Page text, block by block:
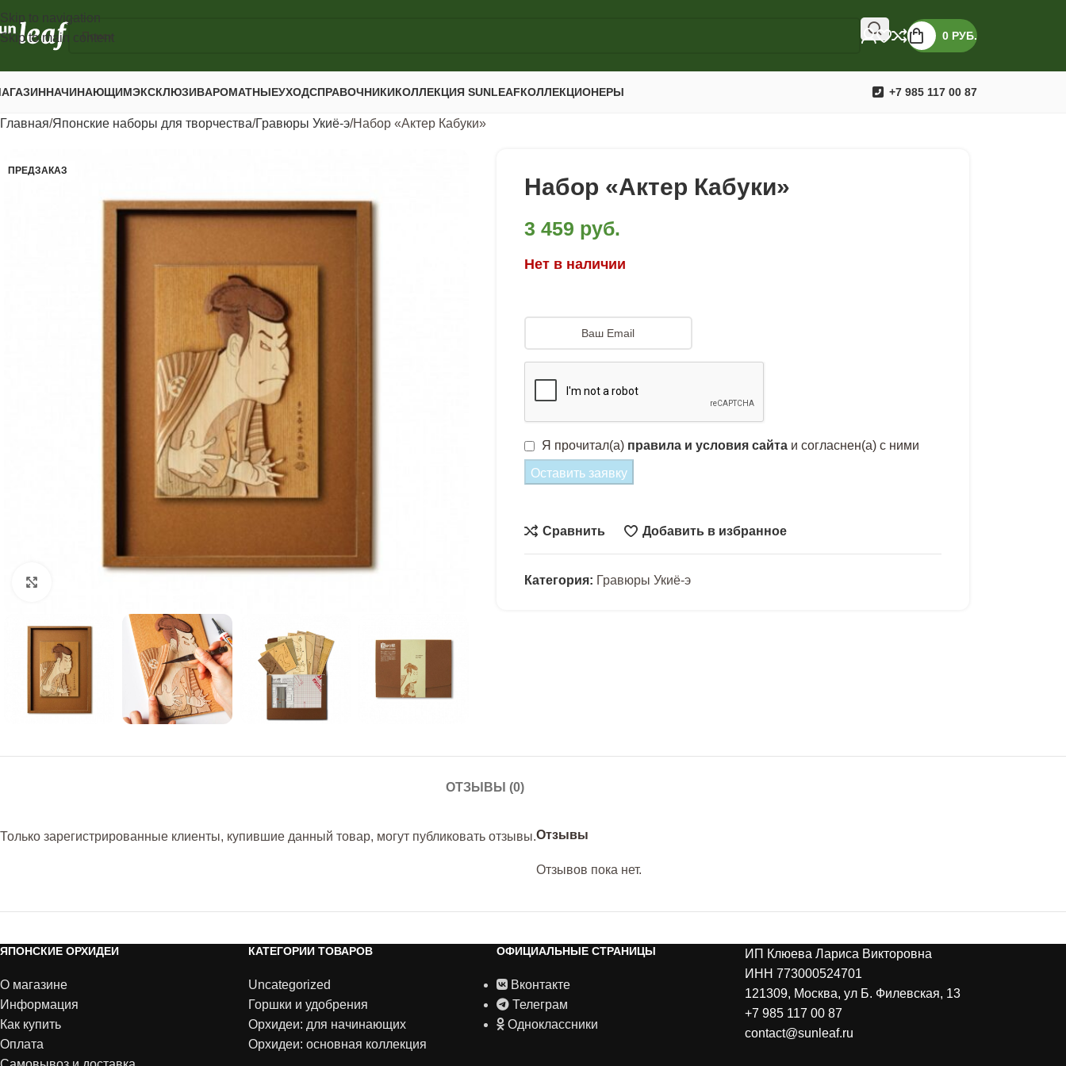
Skip to navigation
Skip to main content
0 РУБ.
НАЧИНАЮЩИМЭКСКЛЮЗИВАРОМАТНЫЕУХОДСПРАВОЧНИКИКОЛЛЕКЦИЯ SUNLEAFКОЛЛЕКЦИОНЕРЫ +7 985 117 00 87
Главная Японские наборы для творчества Гравюры Укиё-э Набор «Актер Кабуки»
ПРЕДЗАКАЗ
Набор «Актер Кабуки»
3 459 руб.
Нет в наличии
Я прочитал(а) правила и условия сайтаи согласнен(а) с ними
Оставить заявку
Сравнить Добавить в избранное
Категория: Гравюры Укиё-э
ОТЗЫВЫ (0)
Отзывы
Отзывов пока нет.
Только зарегистрированные клиенты, купившие данный товар, могут публиковать отзывы.
ЯПОНСКИЕ ОРХИДЕИ
О магазине
Информация
Как купить
Оплата
КАТЕГОРИИ ТОВАРОВ
Uncategorized
Горшки и удобрения
Орхидеи: для начинающих
Орхидеи: основная коллекция
ОФИЦИАЛЬНЫЕ СТРАНИЦЫ
Вконтакте
Телеграм
Одноклассники
ИП Клюева Лариса Викторовна
ИНН 773000524701
121309, Москва, ул Б. Филевская, 13
+7 985 117 00 87
contact@sunleaf.ru